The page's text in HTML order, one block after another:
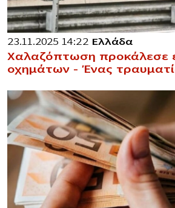
23.11.2025 14:22 Ελλάδα
Χαλαζόπτωση προκάλεσε
οχημάτων – Ένας